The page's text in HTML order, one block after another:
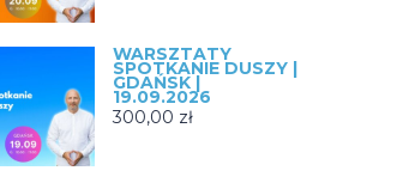
WARSZTATY
SPOTKANIE DUSZY |
GDAŃSK |
19.09.2026
300,00 zł